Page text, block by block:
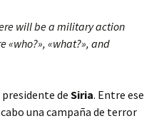
will be a military action
«who?», «what?», and
presidente deSiria. Entre ese
una campaña de terror